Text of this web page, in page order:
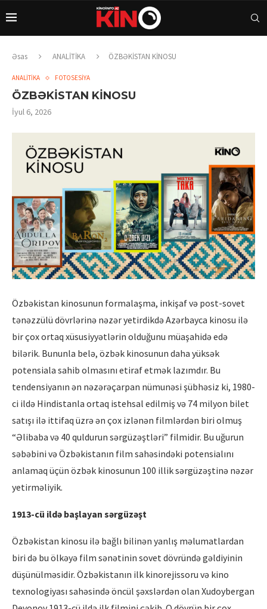
Əsas ANALİTİKA ÖZBƏKİSTAN KİNOSU
ANALİTİKA FOTOSESİYA
ÖZBƏKİSTAN KİNOSU
İyul 6, 2026
Özbəkistan kinosunun formalaşma, inkişaf və post-sovet
tənəzzülü dövrlərinə nəzər yetirdikdə Azərbayca kinosu ilə
bir çox ortaq xüsusiyyətlərin olduğunu müaşahidə edə
bilərik. Bununla belə, özbək kinosunun daha yüksək
potensiala sahib olmasını etiraf etmək lazımdır. Bu
tendensiyanın ən nəzərəçarpan nümunəsi şübhəsiz ki, 1980-
ci ildə Hindistanla ortaq istehsal edilmiş və 74 milyon bilet
satışı ilə ittifaq üzrə ən çox izlənən filmlərdən biri olmuş
“Əlibaba və 40 quldurun sərgüzəştləri” filmidir. Bu uğurun
səbəbini və Özbəkistanın film sahəsindəki potensialını
anlamaq üçün özbək kinosunun 100 illik sərgüzəştinə nəzər
yetirməliyik.
1913-cü ildə başlayan sərgüzəşt
Özbəkistan kinosu ilə bağlı bilinən yanlış məlumatlardan
biri də bu ölkəyə film sənətinin sovet dövründə gəldiyinin
düşünülməsidir. Özbəkistanın ilk kinorejissoru və kino
texnologiyası sahəsində öncül şəxslərdən olan Xudoybergan